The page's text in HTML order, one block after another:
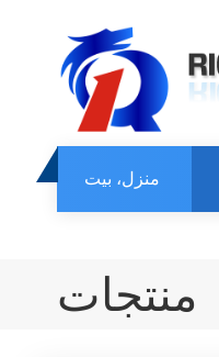
منزل، بيت
منتجات